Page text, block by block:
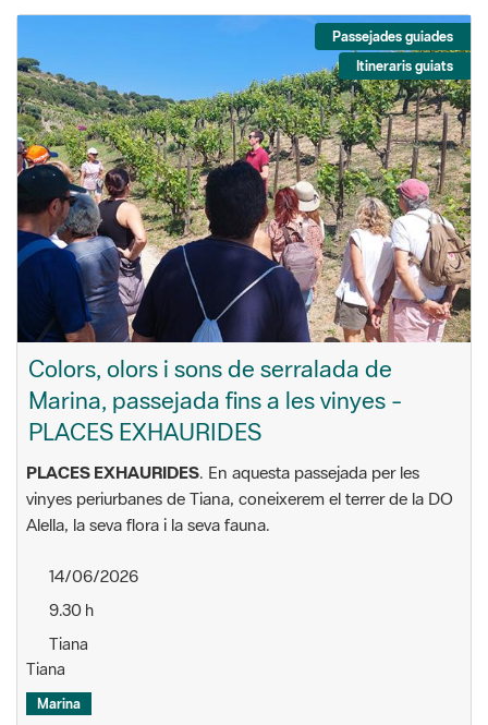
Passejades guiades
Itineraris guiats
Colors, olors i sons de serralada de
Marina, passejada fins a les vinyes -
PLACES EXHAURIDES
PLACES EXHAURIDES. En aquesta passejada per les
vinyes periurbanes de Tiana, coneixerem el terrer de la DO
Alella, la seva flora i la seva fauna.
14/06/2026
9.30 h
Tiana
Tiana
Marina